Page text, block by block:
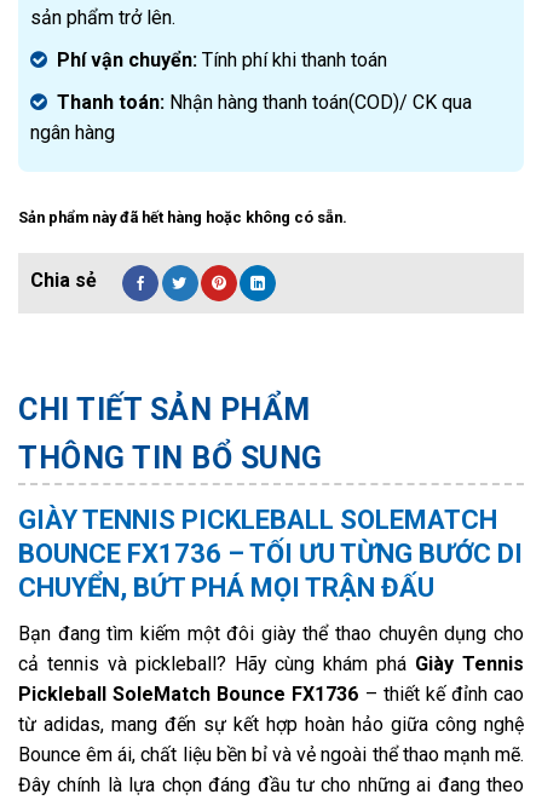
sản phẩm trở lên.
Phí vận chuyển: Tính phí khi thanh toán
Thanh toán: Nhận hàng thanh toán(COD)/ CK qua
ngân hàng
Sản phẩm này đã hết hàng hoặc không có sẵn.
CHI TIẾT SẢN PHẨM
THÔNG TIN BỔ SUNG
GIÀY TENNIS PICKLEBALL SOLEMATCH
BOUNCE FX1736 – TỐI ƯU TỪNG BƯỚC DI
CHUYỂN, BỨT PHÁ MỌI TRẬN ĐẤU
Bạn đang tìm kiếm một đôi giày thể thao chuyên dụng cho
cả tennis và pickleball? Hãy cùng khám phá Giày Tennis
Pickleball SoleMatch Bounce FX1736 – thiết kế đỉnh cao
từ adidas, mang đến sự kết hợp hoàn hảo giữa công nghệ
Bounce êm ái, chất liệu bền bỉ và vẻ ngoài thể thao mạnh mẽ.
Đây chính là lựa chọn đáng đầu tư cho những ai đang theo